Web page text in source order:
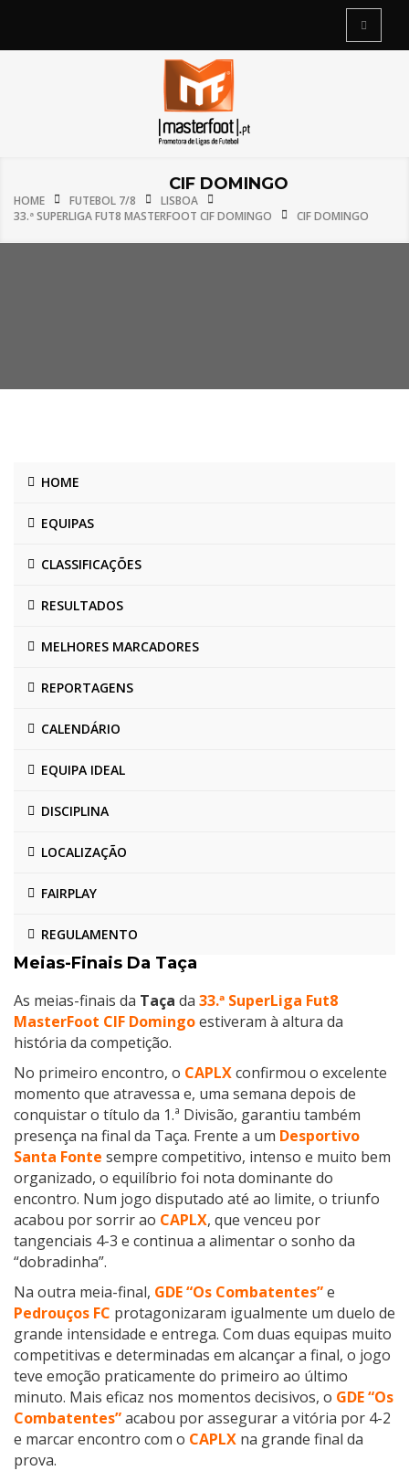
CIF DOMINGO
HOME FUTEBOL 7/8
LISBOA
33.ª SUPERLIGA FUT8 MASTERFOOT CIF DOMINGO
CIF DOMINGO
HOME
EQUIPAS
CLASSIFICAÇÕES
RESULTADOS
MELHORES MARCADORES
REPORTAGENS
CALENDÁRIO
EQUIPA IDEAL
DISCIPLINA
LOCALIZAÇÃO
FAIRPLAY
REGULAMENTO
Meias-Finais Da Taça
As meias-finais da Taça da 33.ª SuperLiga Fut8
MasterFoot CIF Domingoestiveram à altura da
história da competição.
No primeiro encontro, o CAPLXconfirmou o excelente
momento que atravessa e, uma semana depois de
conquistar o título da 1.ª Divisão, garantiu também
presença na final da Taça. Frente a um Desportivo
Santa Fonte sempre competitivo, intenso e muito bem
organizado, o equilíbrio foi nota dominante do
encontro. Num jogo disputado até ao limite, o triunfo
acabou por sorrir ao CAPLX, que venceu por
tangenciais 4-3 e continua a alimentar o sonho da
“dobradinha”.
Na outra meia-final, GDE “Os Combatentes”e
Pedrouços FC protagonizaram igualmente um duelo de
grande intensidade e entrega. Com duas equipas muito
competitivas e determinadas em alcançar a final, o jogo
teve emoção praticamente do primeiro ao último
minuto. Mais eficaz nos momentos decisivos, o GDE “Os
Combatentes”acabou por assegurar a vitória por 4-2
e marcar encontro com o CAPLX na grande final da
prova.